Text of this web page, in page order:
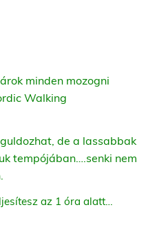
minden mozogni
Walking
de a lassabbak
tempójában….senki nem
az 1 óra alatt…